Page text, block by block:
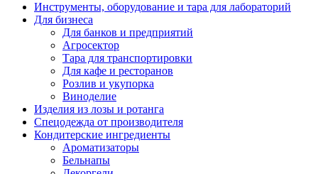
Инструменты, оборудование и тара для лабораторий
Для бизнеса
Для банков и предприятий
Агросектор
Тара для транспортировки
Для кафе и ресторанов
Розлив и укупорка
Виноделие
Изделия из лозы и ротанга
Спецодежда от производителя
Кондитерские ингредиенты
Ароматизаторы
Бельнапы